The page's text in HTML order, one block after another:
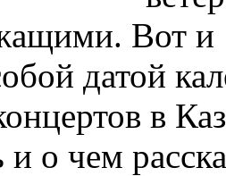
Вот и
датой
в
о чем